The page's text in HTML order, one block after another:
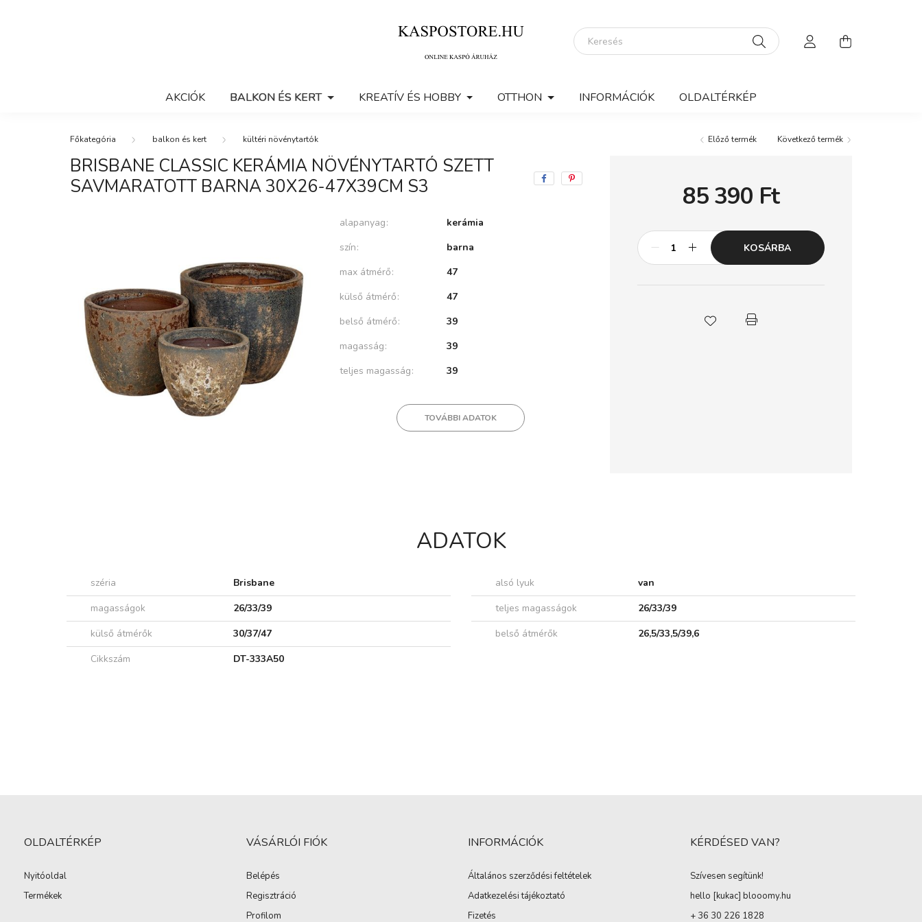
AKCIÓK BALKON ÉS KERT KREATÍV ÉS HOBBY OTTHON INFORMÁCIÓK OLDALTÉRKÉP
balkon és kert kültéri növénytartók Előző termék Következő termék
BRISBANE CLASSIC KERÁMIA NÖVÉNYTARTÓ SZETT
SAVMARATOTT BARNA 30X26-47X39CM S3
alapanyag
kerámia
szín
barna
max átmérő
47
külső átmérő
47
belső átmérő
39
magasság
39
teljes magasság
39
TOVÁBBI ADATOK
85 390 Ft
KOSÁRBA
ADATOK
széria Brisbane alsó lyuk
van
magasságok
26/33/39 teljes magasságok
26/33/39
külső átmérők
30/37/47 belső átmérők
26,5/33,5/39,6
Cikkszám
DT-333A50
OLDALTÉRKÉP
Nyitóoldal
Termékek
VÁSÁRLÓI FIÓK
Belépés
Regisztráció
Profilom
INFORMÁCIÓK
Általános szerződési feltételek
Adatkezelési tájékoztató
Fizetés
KÉRDÉSED VAN?
Szívesen segítünk!
hello [kukac] blooomy.hu
+ 36 30 226 1828